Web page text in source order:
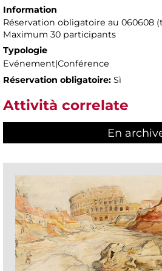
Information
Réservation obligatoire au 060608
Maximum 30 participants
Typologie
Evénement|Conférence
Réservation obligatoire: Sì
Attività correlate
En